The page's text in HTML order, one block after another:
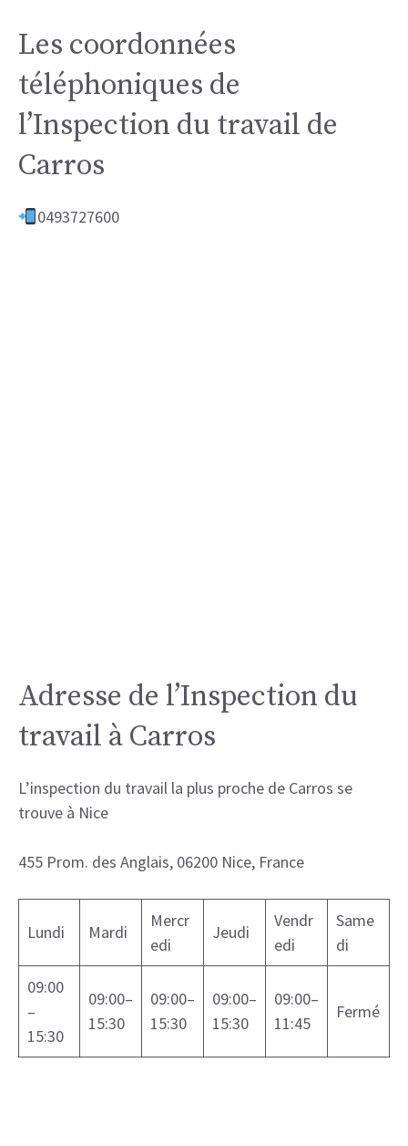
Les coordonnées
téléphoniques de
l’Inspection du travail de
Carros
0493727600
Adresse de l’Inspection du
travail à Carros
L’inspection du travail la plus proche de Carros se
trouve à Nice
455 Prom. des Anglais, 06200 Nice, France
Lundi Mardi
Mercr
edi
Jeudi
Vendr
edi
Same
di
09:00
–
15:30
09:00–
15:30
09:00–
15:30
09:00–
15:30
09:00–
11:45
Fermé